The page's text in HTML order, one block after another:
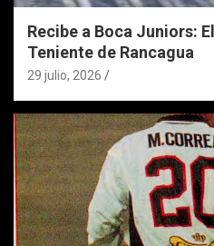
Recibe a Boca Juniors:
Teniente de Rancagua
29 julio, 2026